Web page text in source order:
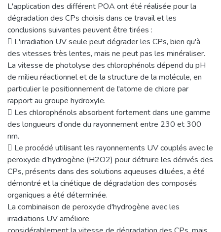
L'application des différent POA ont été réalisée pour la
dégradation des CPs choisis dans ce travail et les
conclusions suivantes peuvent être tirées :
 L'irradiation UV seule peut dégrader les CPs, bien qu'à
des vitesses très lentes, mais ne peut pas les minéraliser.
La vitesse de photolyse des chlorophénols dépend du pH
de milieu réactionnel et de la structure de la molécule, en
particulier le positionnement de l'atome de chlore par
rapport au groupe hydroxyle.
 Les chlorophénols absorbent fortement dans une gamme
des longueurs d'onde du rayonnement entre 230 et 300
nm.
 Le procédé utilisant les rayonnements UV couplés avec le
peroxyde d’hydrogène (H2O2) pour détruire les dérivés des
CPs, présents dans des solutions aqueuses diluées, a été
démontré et la cinétique de dégradation des composés
organiques a été déterminée.
La combinaison de peroxyde d'hydrogène avec les
irradiations UV améliore